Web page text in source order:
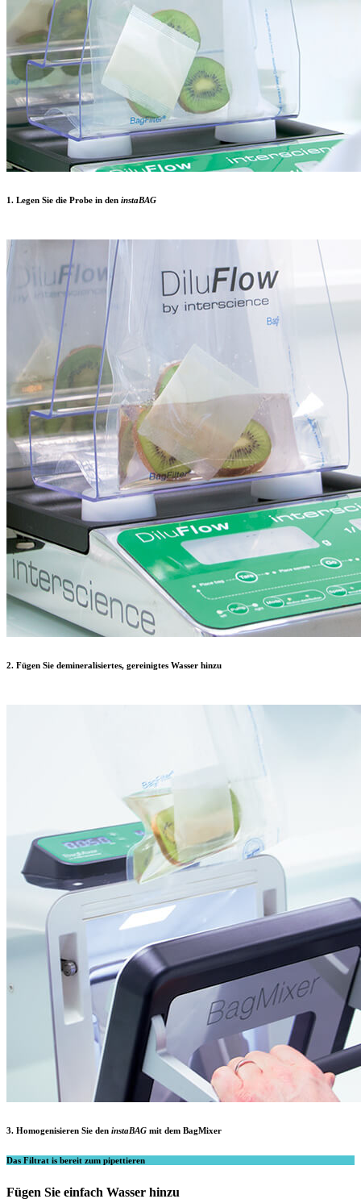
1. Legen Sie die Probe in den instaBAG
2. Fügen Sie demineralisiertes, gereinigtes Wasser hinzu
3. Homogenisieren Sie den instaBAG mit dem BagMixer
Das Filtrat is bereit zum pipettieren
Fügen Sie einfach Wasser hinzu